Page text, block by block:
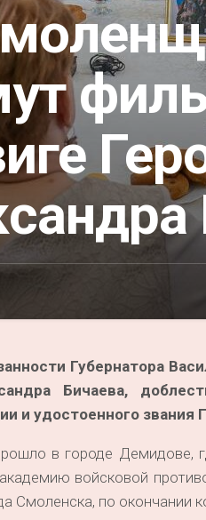
Губернатора
Бичаева,
и удостоенного
в городе
войсковой
Смоленска, по окончании